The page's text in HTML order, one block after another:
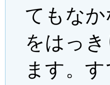
てもな
をはっ
ます。